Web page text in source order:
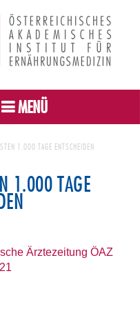
MENÜ
1.000 TAGE ENTSCHEIDEN
1.000 TAGE
Ärztezeitung ÖAZ